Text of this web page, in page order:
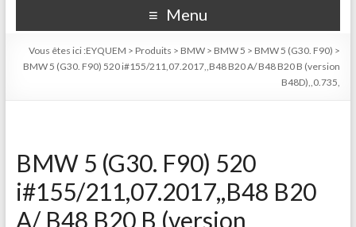
Menu
Vous êtes ici :EYQUEM > Produits > BMW > BMW 5 > BMW 5 (G30. F90) >
BMW 5 (G30. F90) 520 i#155/211,07.2017,,B48 B20 A/ B48 B20 B (version
B48D),,0.735,
BMW 5 (G30. F90) 520
i#155/211,07.2017,,B48 B20
A/ B48 B20 B (version